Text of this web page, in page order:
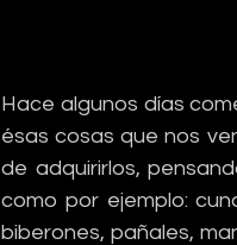
Hace algunos días
ésas cosas que nos
de adquirirlos,
como por ejemplo:
biberones, pañales,